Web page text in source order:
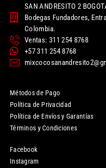
SAN ANDRESITO 2
Bodegas Fundadores,
Colombia.
Ventas: 311 254 8768
+57 311 254 8768
Métodos de Pago
Política de Privacidad
Política de Envíos y Garantías
Términos y Condiciones
Facebook
Instagram